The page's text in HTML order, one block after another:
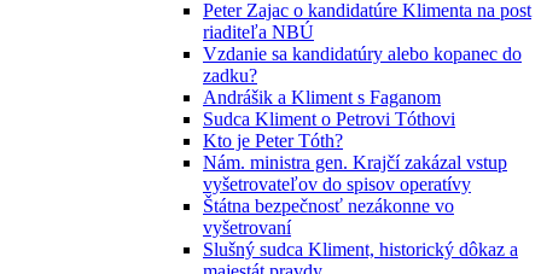
Peter Zajac o kandidatúre Klimenta na post
riaditeľa NBÚ
Vzdanie sa kandidatúry alebo kopanec do
zadku?
Andrášik a Kliment s Faganom
Sudca Kliment o Petrovi Tóthovi
Kto je Peter Tóth?
Nám. ministra gen. Krajčí zakázal vstup
vyšetrovateľov do spisov operatívy
Štátna bezpečnosť nezákonne vo
vyšetrovaní
Slušný sudca Kliment, historický dôkaz a